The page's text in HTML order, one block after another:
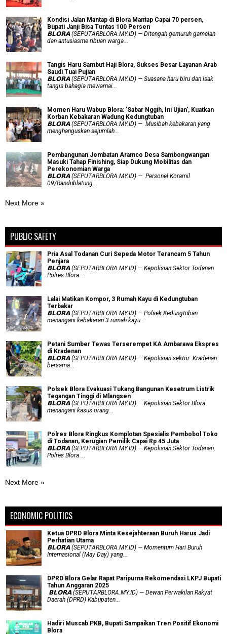
Kondisi Jalan Mantap di Blora Mantap Capai 70 persen,
Bupati Janji Bisa Tuntas 100 Persen
𝗕𝗟𝗢𝗥𝗔 (SEPUTARBLORA.MY.ID) — Ditengah gemuruh gamelan
dan antusiasme ribuan warga...
Tangis Haru Sambut Haji Blora, Sukses Besar Layanan Arab
Saudi Tuai Pujian
𝗕𝗟𝗢𝗥𝗔 (SEPUTARBLORA.MY.ID) — Suasana haru biru dan isak
tangis bahagia mewarnai...
Momen Haru Wabup Blora: ​'Sabar Nggih, Ini Ujian', Kuatkan
Korban Kebakaran Wadung Kedungtuban
𝗕𝗟𝗢𝗥𝗔 (SEPUTARBLORA.MY.ID) — Musibah kebakaran yang
menghanguskan sejumlah...
Pembangunan Jembatan Aramco Desa Sambongwangan
Masuki Tahap Finishing, Siap Dukung Mobilitas dan
Perekonomian Warga
𝗕𝗟𝗢𝗥𝗔 (SEPUTARBLORA.MY.ID) — Personel Koramil
09/Randublatung...
Next More »
PUBLIC SAFETY
Pria Asal Todanan Curi Sepeda Motor Terancam 5 Tahun
Penjara
𝗕𝗟𝗢𝗥𝗔 (SEPUTARBLORA.MY.ID) — Kepolisian Sektor Todanan
Polres Blora ...
Lalai Matikan Kompor, 3 Rumah Kayu di Kedungtuban
Terbakar
𝗕𝗟𝗢𝗥𝗔 (SEPUTARBLORA.MY.ID) — Polsek Kedungtuban
menangani kebakaran 3 rumah kayu...
Petani Sumber Tewas Terserempet KA Ambarawa Ekspres
di Kradenan
𝗕𝗟𝗢𝗥𝗔 (SEPUTARBLORA.MY.ID) — Kepolisian sektor Kradenan
bersama...
Polsek Blora Evakuasi Tukang Bangunan Kesetrum Listrik
Tegangan Tinggi di Mlangsen
𝗕𝗟𝗢𝗥𝗔 (SEPUTARBLORA.MY.ID) — Kepolisian Sektor Blora
menangani kasus orang...
Polres Blora Ringkus Komplotan Spesialis Pembobol Toko
di Todanan, Kerugian Pemilik Capai Rp 45 Juta
𝗕𝗟𝗢𝗥𝗔 (SEPUTARBLORA.MY.ID) — Kepolisian Sektor Todanan,
Polres Blora ...
Next More »
ECONOMIC POLITICS
Ketua DPRD Blora Minta Kesejahteraan Buruh Harus Jadi
Perhatian Utama
​𝗕𝗟𝗢𝗥𝗔 (SEPUTARBLORA.MY.ID) — Momentum Hari Buruh
Internasional (May Day) yang...
DPRD Blora Gelar Rapat Paripurna Rekomendasi LKPJ Bupati
Tahun Anggaran 2025
‎ 𝗕𝗟𝗢𝗥𝗔 (SEPUTARBLORA.MY.ID) — Dewan Perwakilan Rakyat
Daerah (DPRD) Kabupaten...
Hadiri Muscab PKB, Bupati Sampaikan Tren Positif Ekonomi
Blora